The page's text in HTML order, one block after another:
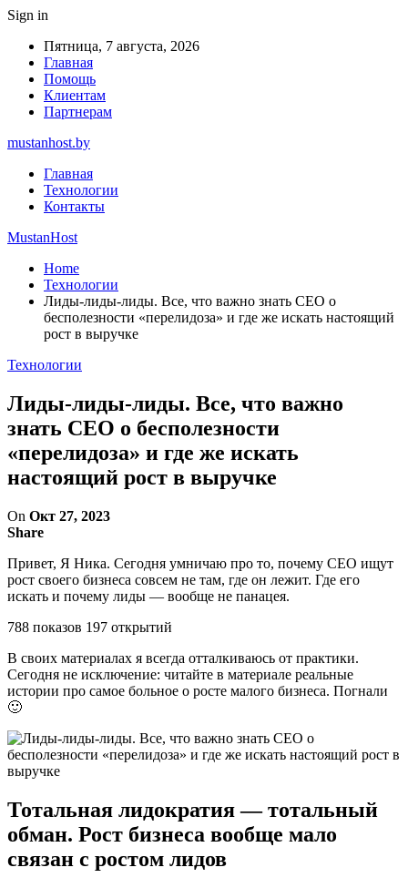
Sign in
Пятница, 7 августа, 2026
Главная
Помощь
Клиентам
Партнерам
mustanhost.by
Главная
Технологии
Контакты
MustanHost
Home
Технологии
Лиды-лиды-лиды. Все, что важно знать CEO о
бесполезности «перелидоза» и где же искать настоящий
рост в выручке
Технологии
Лиды-лиды-лиды. Все, что важно
знать CEO о бесполезности
«перелидоза» и где же искать
настоящий рост в выручке
On Окт 27, 2023
Share
Привет, Я Ника. Сегодня умничаю про то, почему CEO ищут
рост своего бизнеса совсем не там, где он лежит. Где его
искать и почему лиды — вообще не панацея.
788 показов 197 открытий
В своих материалах я всегда отталкиваюсь от практики.
Сегодня не исключение: читайте в материале реальные
истории про самое больное о росте малого бизнеса. Погнали
🙂
Тотальная лидократия — тотальный
обман. Рост бизнеса вообще мало
связан с ростом лидов